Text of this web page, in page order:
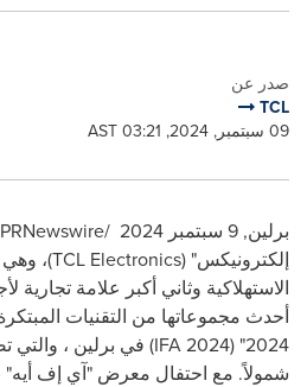
صدر عن
TCL
09 سبتمبر, 2024, 03:21 AST
برلين, 9 سبتمبر 2024 /
PRNewswire
إلكترونيكس" (TCL Electronics)، وهي
الاستهلاكية وثاني أكبر علامة تجارية
أحدث مجموعاتها من التقنيات
2024" (
IFA 2024) في برلين ، والتي
شمولاً. مع احتفال معرض "آي إف أيه"